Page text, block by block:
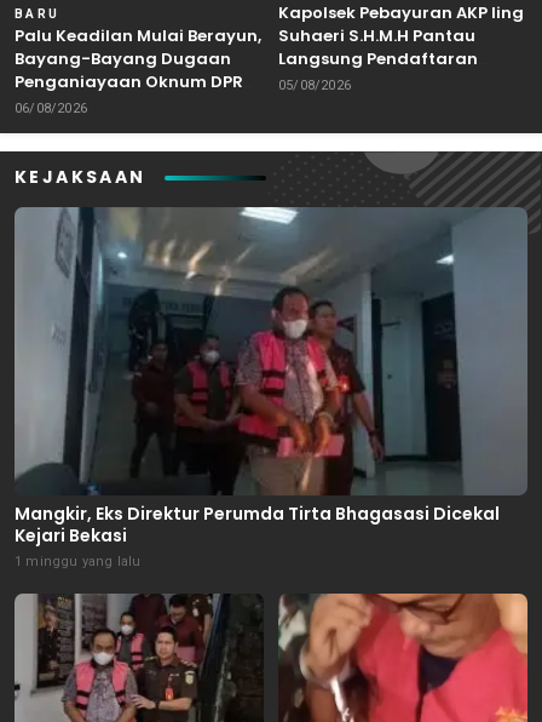
BARU
Palu Keadilan Mulai Berayun,
Bayang-Bayang Dugaan
Penganiayaan Oknum DPRD
Bekasi Masuk Meja Hijau
06/08/2026
Kapolsek Pebayuran AKP Iing
Suhaeri S.H.M.H Pantau
Langsung Pendaftaran
Bakal Calon Kepala Desa di
05/08/2026
KEJAKSAAN
Mangkir, Eks Direktur Perumda Tirta Bhagasasi Dicekal
Kejari Bekasi
1 minggu yang lalu